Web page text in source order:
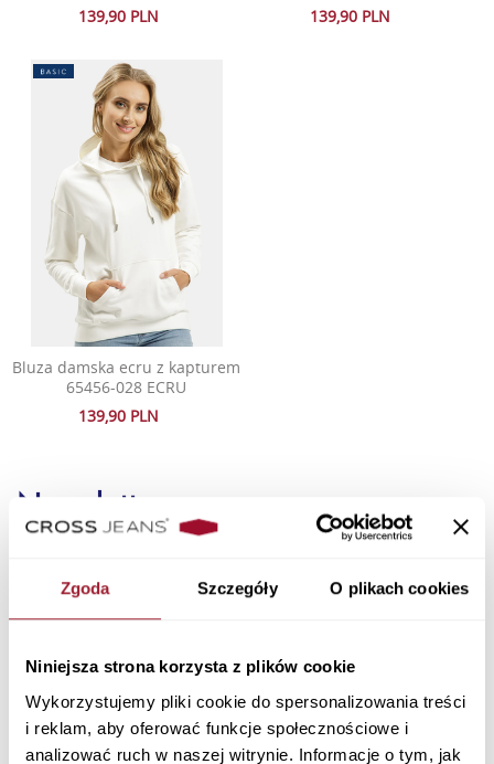
Zgoda Szczegóły O plikach cookies
Niniejsza strona korzysta z plików cookie
Wykorzystujemy pliki cookie do spersonalizowania treści
i reklam, aby oferować funkcje społecznościowe i
analizować ruch w naszej witrynie. Informacje o tym, jak
139,90 PLN
139,90 PLN
Bluza damska ecru z kapturem
65456-028 ECRU
139,90 PLN
Newsletter
Zapisując się wyrażam zgodę na otrzymywanie
spersonalizowanych informacji handlowych drogą mailową oraz
przeczytałem i akceptuję Politykę Prywatnościi Cookies.